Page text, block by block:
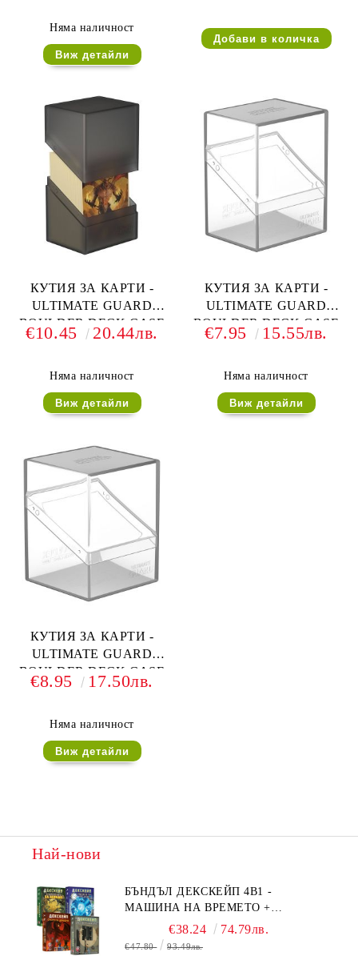
Няма наличност
Виж детайли
КУТИЯ ЗА КАРТИ -
ULTIMATE GUARD
BOULDER DECK CASE
(за LCG, TCG и др) 80+ -
€10.45 20.44лв.
Няма наличност
Виж детайли
КУТИЯ ЗА КАРТИ -
ULTIMATE GUARD
BOULDER DECK CASE
(за LCG, TCG и др) 80+ -
€7.95 15.55лв.
Няма наличност
Виж детайли
КУТИЯ ЗА КАРТИ -
ULTIMATE GUARD
BOULDER DECK CASE
(за LCG, TCG и др) 100+ -
€8.95 17.50лв.
Няма наличност
Виж детайли
Най-нови
БЪНДЪЛ ДЕКСКЕЙП 4В1 -
МАШИНА НА ВРЕМЕТО +
БЯГСТВО ОТ АЛКАТРАЗ +
ТАЙНИТЕ НА ЕЛ ДОРАДО +
€38.24 74.79лв.
€47.80 93.49лв.